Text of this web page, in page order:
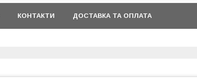
КОНТАКТИ ДОСТАВКА ТА ОПЛАТА